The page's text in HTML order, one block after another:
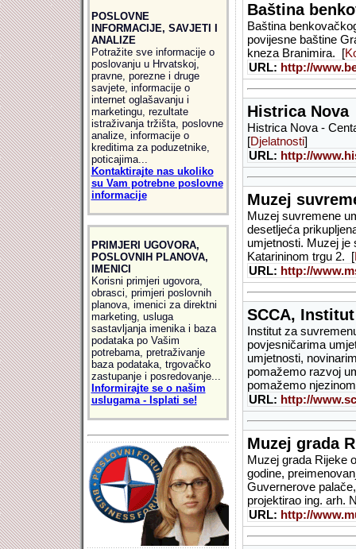
POSLOVNE
INFORMACIJE, SAVJETI I
ANALIZE
Potražite sve informacije o
poslovanju u Hrvatskoj,
pravne, porezne i druge
savjete, informacije o
internet oglašavanju i
marketingu, rezultate
istraživanja tržišta, poslovne
analize, informacije o
kreditima za poduzetnike,
poticajima...
Kontaktirajte nas ukoliko
su Vam potrebne poslovne
informacije
PRIMJERI UGOVORA,
POSLOVNIH PLANOVA,
IMENICI
Korisni primjeri ugovora,
obrasci, primjeri poslovnih
planova, imenici za direktni
marketing, usluga
sastavljanja imenika i baza
podataka po Vašim
potrebama, pretraživanje
baza podataka, trgovačko
zastupanje i posredovanje...
Informirajte se o našim
uslugama - Isplati se!
Baština
Baština
povijesne baštine
kneza Branimira. [
URL: http://
Histrica Nova
Histrica Nova -
[Djelatnosti]
URL: http://
Muzej
Muzej suvremene
desetljeća
umjetnosti. Muzej je
Katarininom trgu 2. [
URL: http://
SCCA, Institut
Institut za
povjesničarima
umjetnosti,
pomažemo razvoj
pomažemo
URL: http://
Muzej grada
Muzej grada Rijeke
godine,
Guvernerove
projektirao ing. arh.
URL: http://